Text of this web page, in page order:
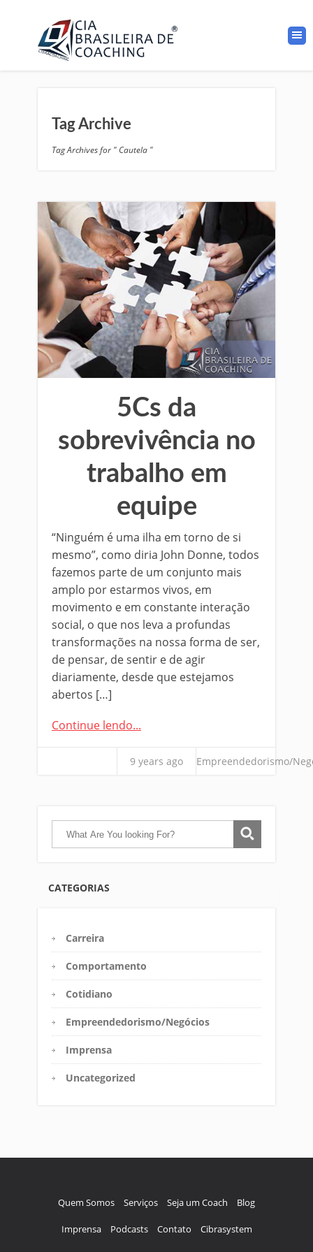
Tag Archive
Tag Archives for " Cautela "
5Cs da
sobrevivência no
trabalho em
equipe
“Ninguém é uma ilha em torno de si
mesmo”, como diria John Donne, todos
fazemos parte de um conjunto mais
amplo por estarmos vivos, em
movimento e em constante interação
social, o que nos leva a profundas
transformações na nossa forma de ser,
de pensar, de sentir e de agir
diariamente, desde que estejamos
abertos […]
Continue lendo...
9 years ago Empreendedorismo/
CATEGORIAS
Carreira
Comportamento
Cotidiano
Empreendedorismo/Negócios
Imprensa
Uncategorized
Quem Somos Serviços Seja um Coach Blog
Imprensa Podcasts Contato Cibrasystem